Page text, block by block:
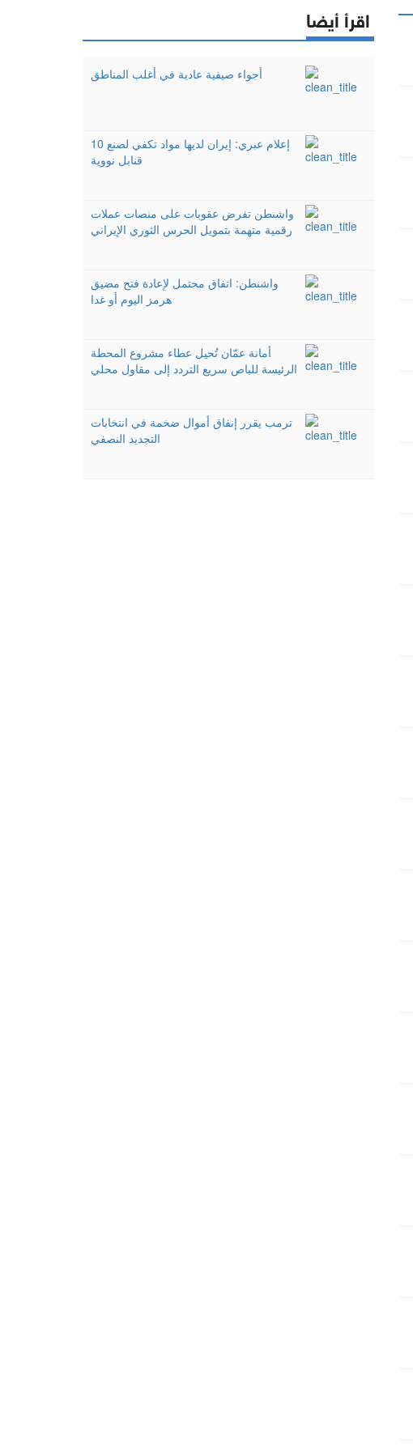
اقرأ أيضا
أجواء صيفية عادية في أغلب المناطق
إعلام عبري: إيران لديها مواد تكفي لصنع 10
قنابل نووية
واشنطن تفرض عقوبات على منصات عملات
رقمية متهمة بتمويل الحرس الثوري الإيراني
واشنطن: اتفاق محتمل لإعادة فتح مضيق
هرمز اليوم أو غدا
أمانة عمّان تُحيل عطاء مشروع المحطة
الرئيسة للباص سريع التردد إلى مقاول محلي
ترمب يقرر إنفاق أموال ضخمة في انتخابات
التجديد النصفي